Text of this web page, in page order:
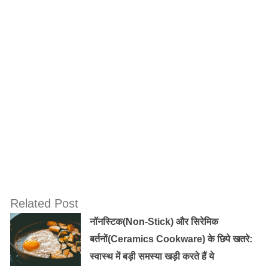
आईज फ्लू संक्रमण से बचाव के लिए निम्नलिखित उपायों को
अपनाना चाहिए:
आंखों को स्पर्श करने से पहले और बाद में हाथों को धोना
Related Post
नॉनस्टिक(Non-Stick) और सिरेमिक
बर्तनों(Ceramics Cookware) के छिपे खतरे:
स्वास्थ में बड़ी समस्या खड़ी करते हैं ये